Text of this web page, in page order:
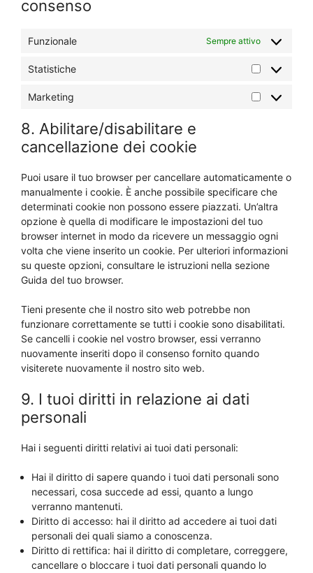
consenso
Funzionale Sempre attivo
Statistiche
Statistiche
Marketing
Marketing
8. Abilitare/disabilitare e
cancellazione dei cookie
Puoi usare il tuo browser per cancellare automaticamente o
manualmente i cookie. È anche possibile specificare che
determinati cookie non possono essere piazzati. Un’altra
opzione è quella di modificare le impostazioni del tuo
browser internet in modo da ricevere un messaggio ogni
volta che viene inserito un cookie. Per ulteriori informazioni
su queste opzioni, consultare le istruzioni nella sezione
Guida del tuo browser.
Tieni presente che il nostro sito web potrebbe non
funzionare correttamente se tutti i cookie sono disabilitati.
Se cancelli i cookie nel vostro browser, essi verranno
nuovamente inseriti dopo il consenso fornito quando
visiterete nuovamente il nostro sito web.
9. I tuoi diritti in relazione ai dati
personali
Hai i seguenti diritti relativi ai tuoi dati personali:
Hai il diritto di sapere quando i tuoi dati personali sono
necessari, cosa succede ad essi, quanto a lungo
verranno mantenuti.
Diritto di accesso: hai il diritto ad accedere ai tuoi dati
personali dei quali siamo a conoscenza.
Diritto di rettifica: hai il diritto di completare, correggere,
cancellare o bloccare i tuoi dati personali quando lo